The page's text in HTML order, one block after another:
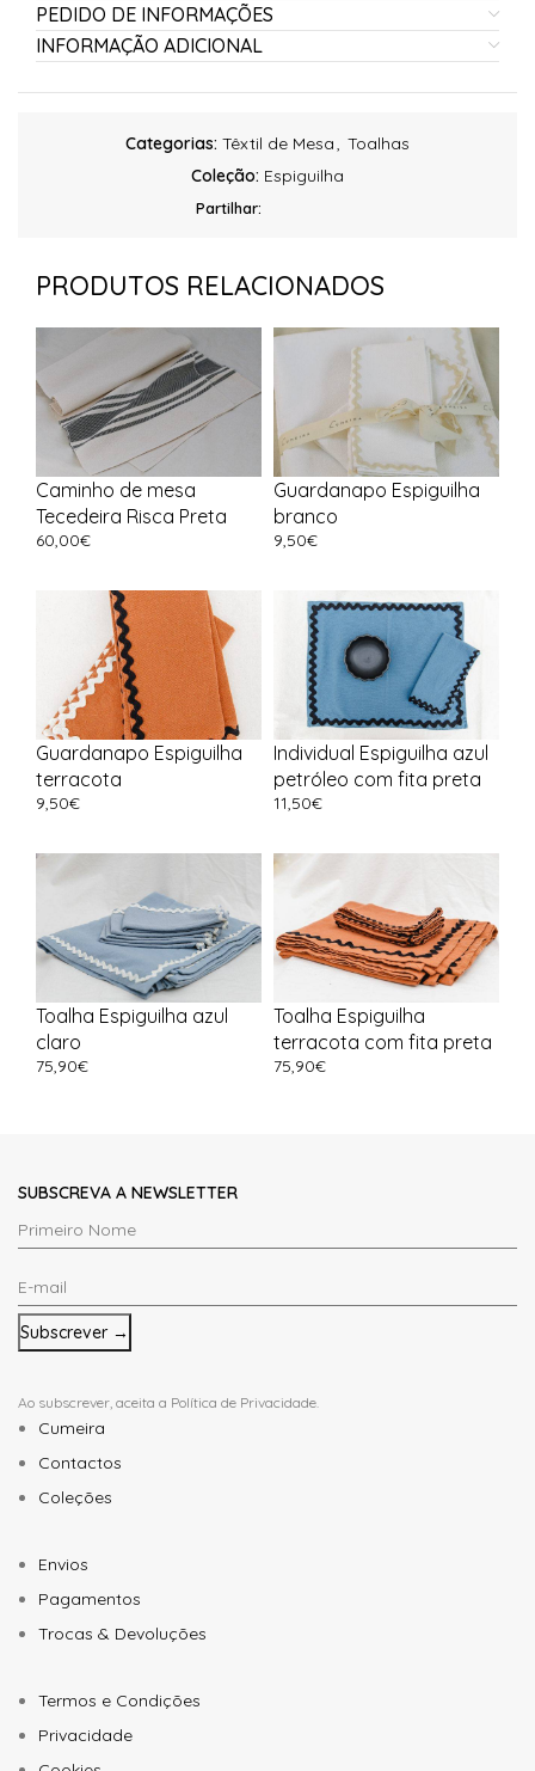
PEDIDO DE INFORMAÇÕES
INFORMAÇÃO ADICIONAL
Categorias: Têxtil de Mesa, Toalhas
Coleção: Espiguilha
Partilhar:
PRODUTOS RELACIONADOS
Caminho de mesa
Tecedeira Risca Preta
60,00€
Guardanapo Espiguilha
branco
9,50€
Guardanapo Espiguilha
terracota
9,50€
Individual Espiguilha azul
petróleo com fita preta
11,50€
Toalha Espiguilha azul
claro
75,90€
Toalha Espiguilha
terracota com fita preta
75,90€
SUBSCREVA A NEWSLETTER
Primeiro
Nome
*
E-
mail
*
Ao subscrever, aceita a Política de Privacidade
Cumeira
Contactos
Coleções
Envios
Pagamentos
Trocas & Devoluções
Termos e Condições
Privacidade